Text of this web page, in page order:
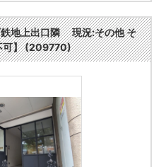
地上出口隣 現況:その他 そ
可】 (209770)